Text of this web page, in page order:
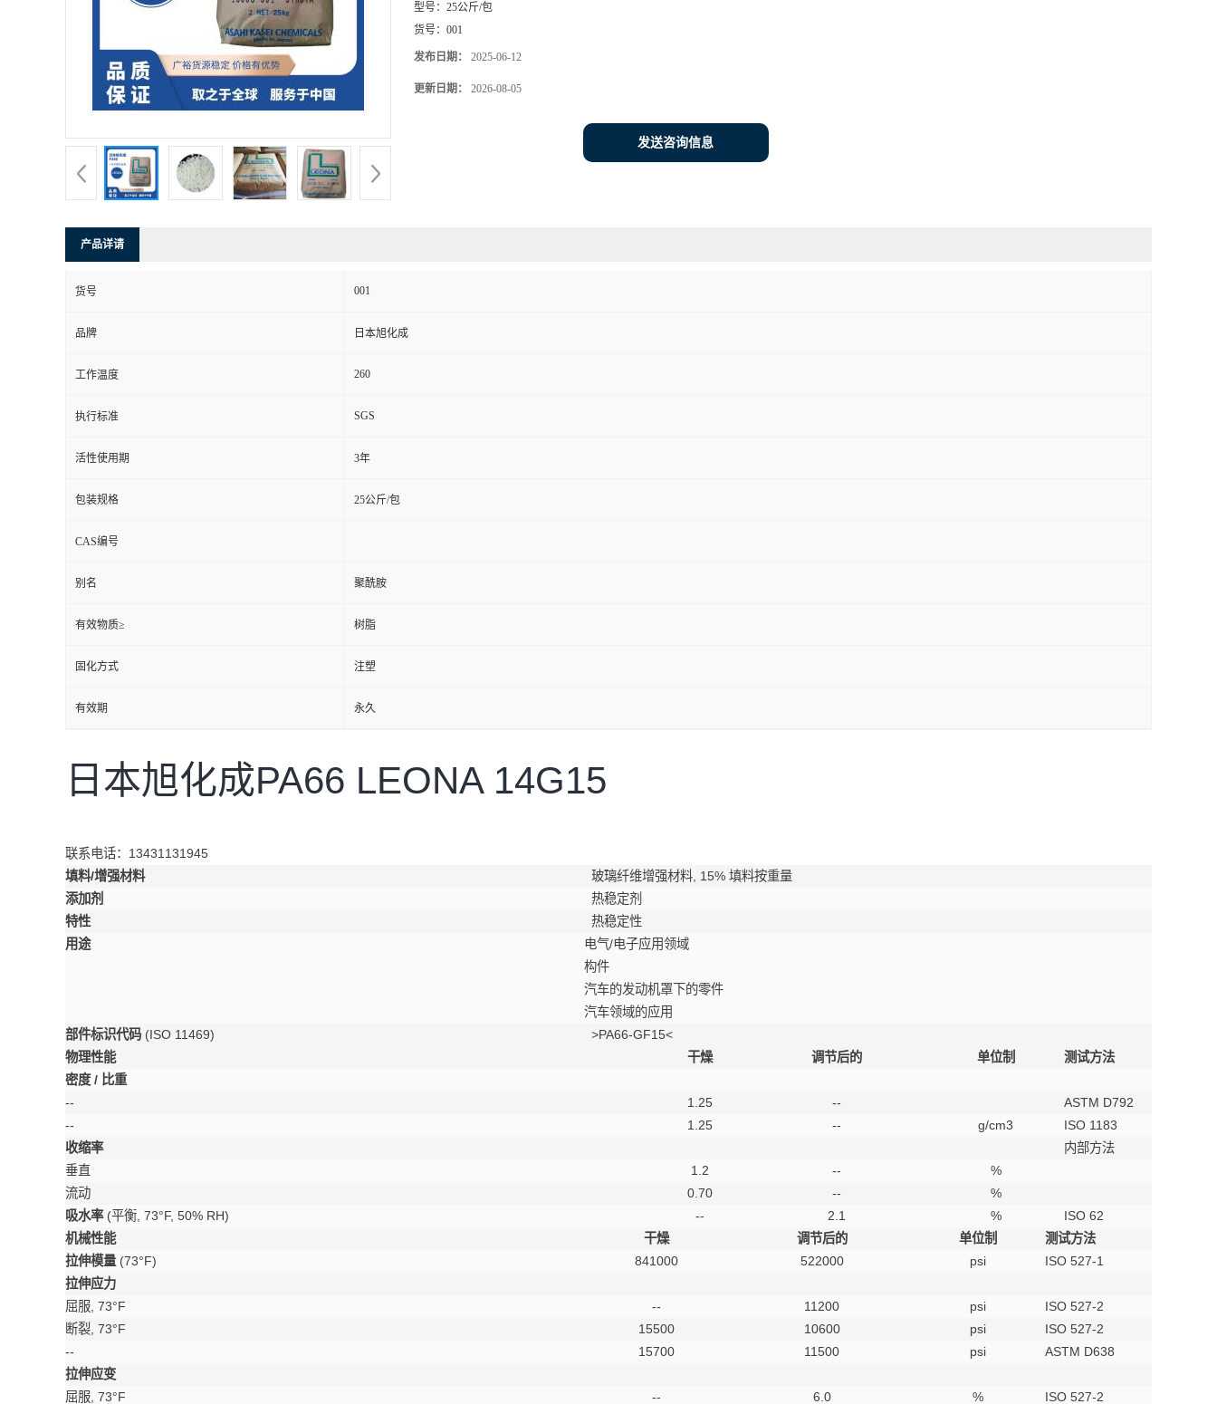
型号： 25公斤/包
货号： 001
发布日期： 2025-06-12
更新日期： 2026-08-05
发送咨询信息
产品详请
货号 001
品牌 日本旭化成
工作温度 260
执行标准 SGS
活性使用期 3年
包装规格 25公斤/包
CAS编号
别名 聚酰胺
有效物质≥ 树脂
固化方式 注塑
有效期 永久
日本旭化成PA66 LEONA 14G15
联系电话：13431131945
填料/增强材料
玻璃纤维增强材料, 15% 填料按重量
添加剂
热稳定剂
特性
热稳定性
用途
电气/电子应用领域
构件
汽车的发动机罩下的零件
汽车领域的应用
部件标识代码 (ISO 11469)
>PA66-GF15<
物理性能
干燥 调节后的 单位制
测试方法
密度 / 比重
--
1.25 --
ASTM D792
--
1.25 -- g/cm3
ISO 1183
收缩率
内部方法
垂直
1.2 --
%
流动
0.70 --
%
吸水率(平衡, 73°F, 50% RH) -- 2.1 %
ISO 62
机械性能
干燥 调节后的 单位制
测试方法
拉伸模量(73°F) 841000 522000 psi
ISO 527-1
拉伸应力
屈服, 73°F
-- 11200 psi
ISO 527-2
断裂, 73°F
15500 10600 psi
ISO 527-2
--
15700 11500 psi
ASTM D638
拉伸应变
屈服, 73°F
-- 6.0 %
ISO 527-2